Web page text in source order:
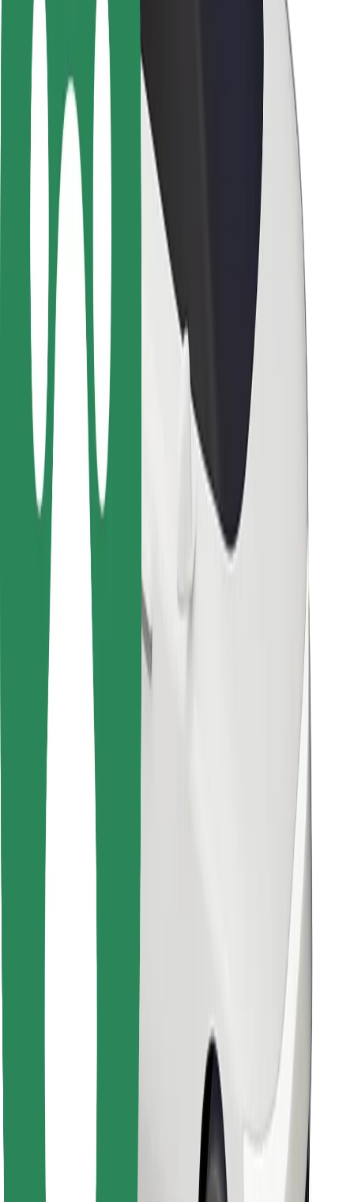
Seguridad para usuarios
Seguridad para conductores
Seguridad para patinetes
Safety Lab
Ciudades
Dónde estamos
Soluciones para las ciudades
Aeropuertos
Estaciones de carga de Bolt
Soporte
Para usuarios
Para conductores
Para repartidores
Bolt Food
Para propietarios de flota
Para restaurantes
Bolt para empresas
Proveedores
Cookies
Seguridad
¡Conseguí un viaje en minutos!
Descargar la app de Bolt
Descargar la app de Bolt Food